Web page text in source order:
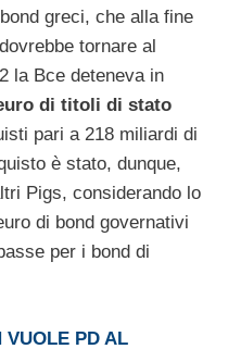
greci, che alla fine
tornare al
la Bce deteneva in
di titoli di stato
pari a 218 miliardi di
è stato, dunque,
Pigs, considerando lo
di bond governativi
per i bond di
VUOLE PD AL